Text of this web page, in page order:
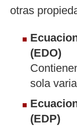
otras
(EDO)
sola
(EDP)